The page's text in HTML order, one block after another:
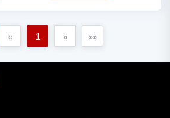
« 1 » »»